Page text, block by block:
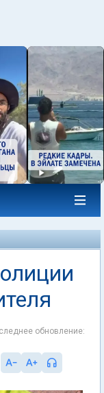
обновление: